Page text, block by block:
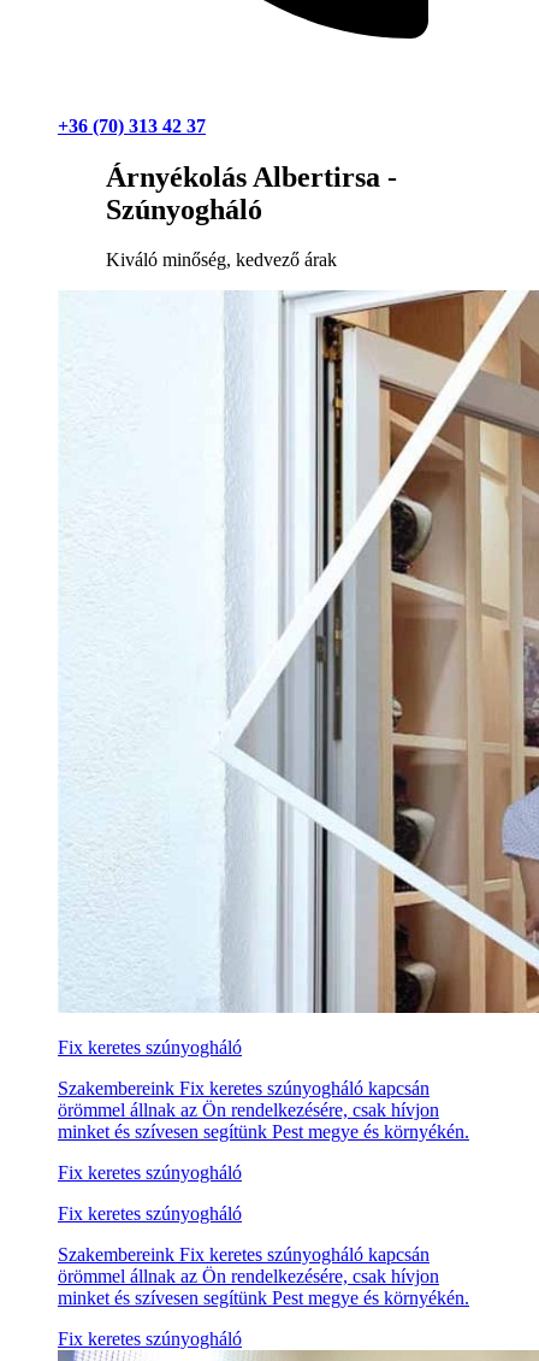
+36 (70) 313 42 37
Árnyékolás Albertirsa -
Szúnyogháló
Kiváló minőség, kedvező árak
Fix keretes szúnyogháló
Szakembereink Fix keretes szúnyogháló kapcsán
örömmel állnak az Ön rendelkezésére, csak hívjon
minket és szívesen segítünk Pest megye és környékén.
Fix keretes szúnyogháló
Fix keretes szúnyogháló
Szakembereink Fix keretes szúnyogháló kapcsán
örömmel állnak az Ön rendelkezésére, csak hívjon
minket és szívesen segítünk Pest megye és környékén.
Fix keretes szúnyogháló